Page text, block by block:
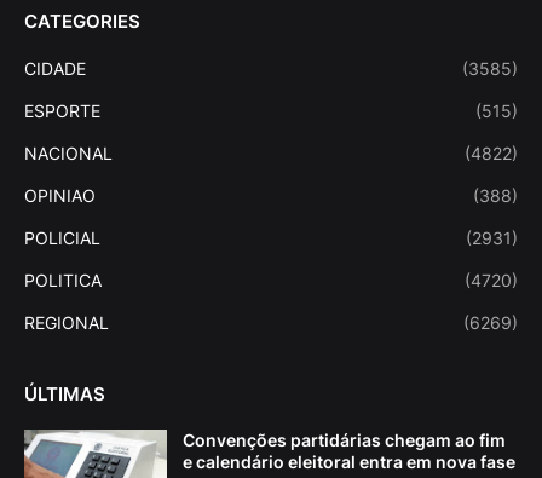
CATEGORIES
CIDADE (3585)
ESPORTE (515)
NACIONAL (4822)
OPINIAO (388)
POLICIAL (2931)
POLITICA (4720)
REGIONAL (6269)
ÚLTIMAS
Convenções partidárias chegam ao fim
e calendário eleitoral entra em nova fase